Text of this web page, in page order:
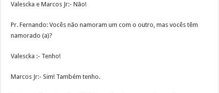
Valescka e Marcos Jr:- Não!
Pr. Fernando: Vocês não namoram um com o outro, mas vocês têm
namorado (a)?
Valescka :- Tenho!
Marcos Jr:- Sim! Também tenho.